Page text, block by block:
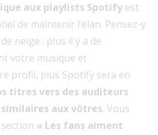
aux playlists Spotify est
de maintenir l’élan. Pensez-y
neige : plus il y a de
votre musique et
profil, plus Spotify sera en
titres vers des auditeurs
aux vôtres. Vous
« Les fans aiment